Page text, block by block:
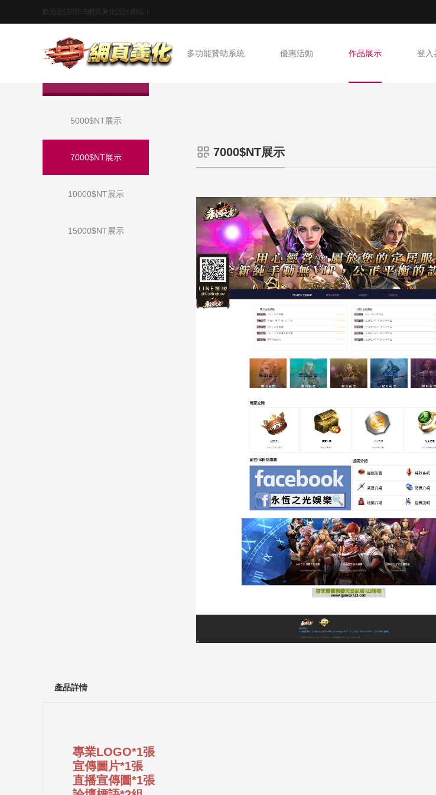
歡迎您訪問ES網頁美化設計網站！
首頁 多功能贊助系統 優惠活動 作品展示 登入
5000$NT展示
7000$NT展示
10000$NT展示
15000$NT展示
7000$NT展示
產品詳情
專業LOGO*1張
宣傳圖片*1張
直播宣傳圖*1張